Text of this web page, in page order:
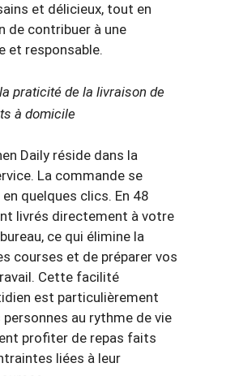
et délicieux, tout en
de contribuer à une
et responsable.
praticité de la livraison de
à domicile
Daily réside dans la
La commande se
quelques clics. En 48
livrés directement à votre
ce qui élimine la
courses et de préparer vos
Cette facilité
est particulièrement
au rythme de vie
profiter de repas faits
liées à leur